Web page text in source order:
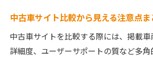
中古車サイト比較から見える注意点ま
中古車サイトを比較する際には、掲載
詳細度、ユーザーサポートの質など多